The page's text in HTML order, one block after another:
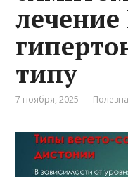
типу
7 ноября, 2025